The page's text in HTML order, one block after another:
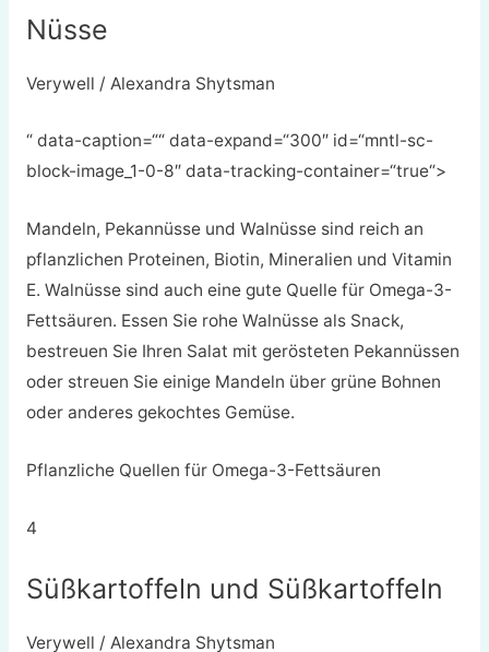
Nüsse
Verywell / Alexandra Shytsman
“ data-caption=““ data-expand=“300″ id=“mntl-sc-
block-image_1-0-8″ data-tracking-container=“true“>
Mandeln, Pekannüsse und Walnüsse sind reich an
pflanzlichen Proteinen, Biotin, Mineralien und Vitamin
E. Walnüsse sind auch eine gute Quelle für Omega-3-
Fettsäuren. Essen Sie rohe Walnüsse als Snack,
bestreuen Sie Ihren Salat mit gerösteten Pekannüssen
oder streuen Sie einige Mandeln über grüne Bohnen
oder anderes gekochtes Gemüse.
Pflanzliche Quellen für Omega-3-Fettsäuren
4
Süßkartoffeln und Süßkartoffeln
Verywell / Alexandra Shytsman